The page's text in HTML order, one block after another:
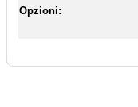
Opzioni: